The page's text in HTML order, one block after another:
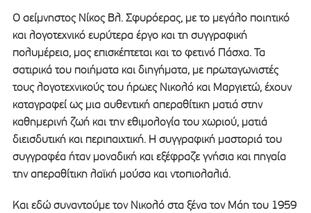
Ο αείμνηστος Νίκος Βλ. Σφυρόερας, με το μεγάλο ποιητικό
και λογοτεχνικό ευρύτερα έργο και τη συγγραφική
πολυμέρεια, μας επισκέπτεται και το φετινό Πάσχα. Τα
σατιρικά του ποιήματα και διηγήματα, με πρωταγωνιστές
τους λογοτεχνικούς του ήρωες Νικολό και Μαργιετώ, έχουν
καταγραφεί ως μια αυθεντική απεραθίτικη ματιά στην
καθημερινή ζωή και την εθιμολογία του χωριού, ματιά
διεισδυτική και περιπαιχτική. Η συγγραφική μαστοριά του
συγγραφέα ήταν μοναδική και εξέφραζε γνήσια και πηγαία
την απεραθίτικη λαϊκή μούσα και ντοπιολαλιά.
Και εδώ συναντούμε τον Νικολό στα ξένα τον Μάη του 1959